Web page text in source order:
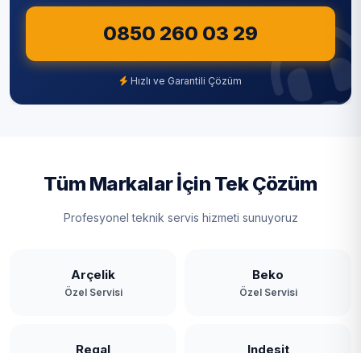
0850 260 03 29
Hızlı ve Garantili Çözüm
Tüm Markalar İçin Tek Çözüm
Profesyonel teknik servis hizmeti sunuyoruz
Arçelik
Özel Servisi
Beko
Özel Servisi
Regal Indesit